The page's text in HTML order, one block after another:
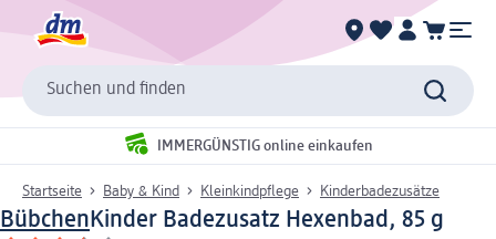
Suchen und finden
IMMERGÜNSTIG online einkaufen
Startseite Baby & Kind Kleinkindpflege Kinderbadezusätze
Bübchen Kinder Badezusatz Hexenbad, 85 g